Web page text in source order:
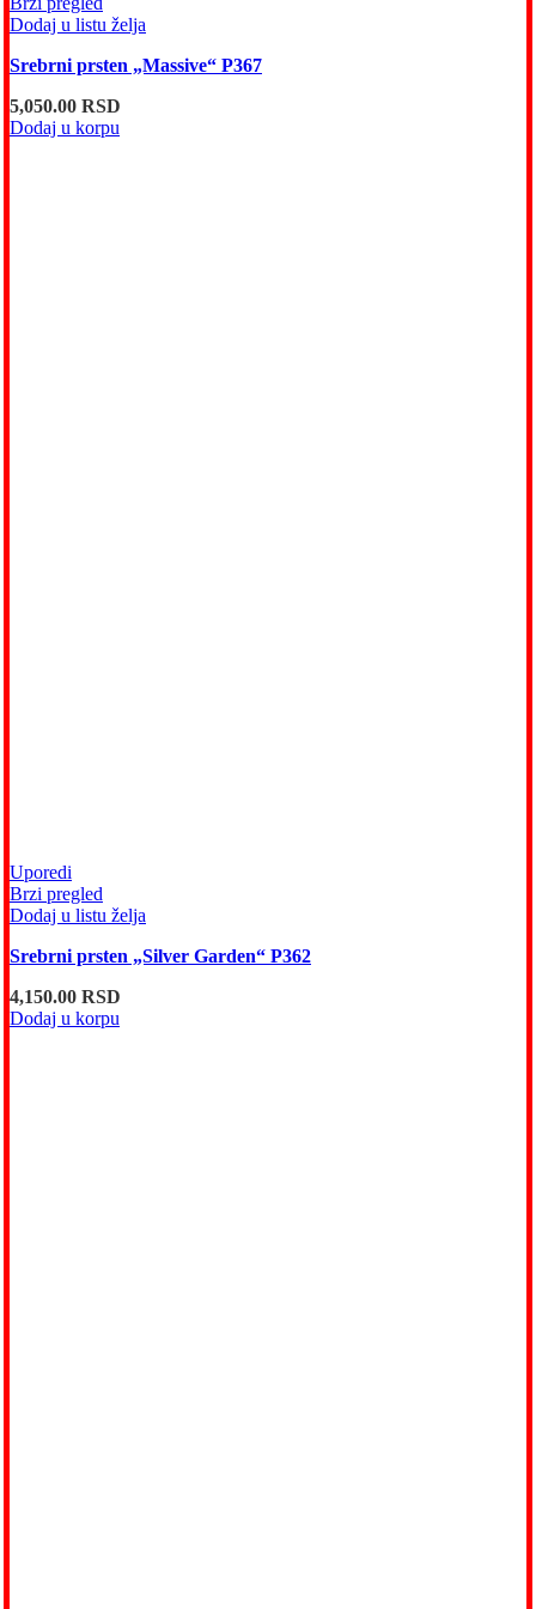
Dodaj u listu želja
Srebrni prsten „Massive“ P367
5,050.00 RSD
Dodaj u korpu
Uporedi
Brzi pregled
Dodaj u listu želja
Srebrni prsten „Silver Garden“ P362
4,150.00 RSD
Dodaj u korpu